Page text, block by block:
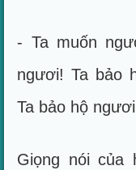
- Ta muốn
ngươi! Ta bảo
Ta bảo hộ
Giọng nói của